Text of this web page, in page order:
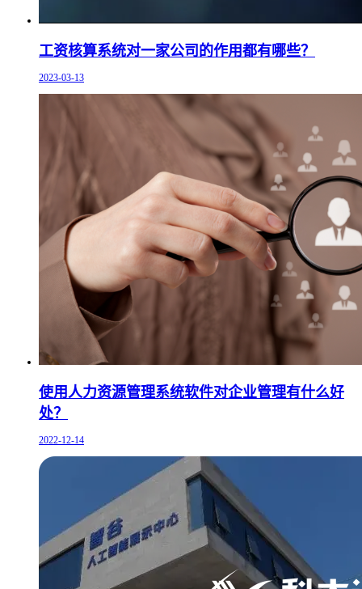
工资核算系统对一家公司的作用都有哪些？
2023-03-13
使用人力资源管理系统软件对企业管理有什么好
处？
2022-12-14